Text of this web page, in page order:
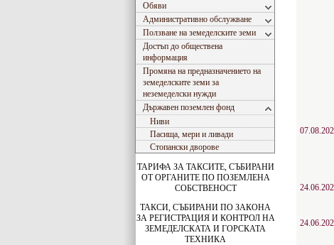
Обяви
Административно обслужване
Ползване на земеделските земи
Достъп до обществена
информация
Промяна на предназначението на
земеделските земи за
неземеделски нужди
Държавен поземлен фонд
Ниви
Пасища, мери и ливади
Стопански дворове
ТАРИФА ЗА ТАКСИТЕ, СЪБИРАНИ
ОТ ОРГАНИТЕ ПО ПОЗЕМЛЕНА
СОБСТВЕНОСТ
ТАКСИ, СЪБИРАНИ ПО ЗАКОНА
ЗА РЕГИСТРАЦИЯ И КОНТРОЛ НА
ЗЕМЕДЕЛСКАТА И ГОРСКАТА
ТЕХНИКА